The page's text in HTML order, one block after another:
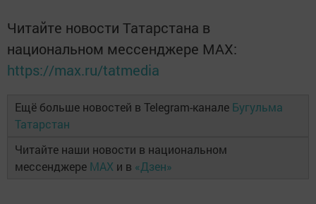
Читайте новости Татарстана в
национальном мессенджере MАХ:
https://max.ru/tatmedia
Ещё больше новостей в Telegram-канале Бугульма
Татарстан
Читайте наши новости в национальном
мессенджере MAX и в «Дзен»